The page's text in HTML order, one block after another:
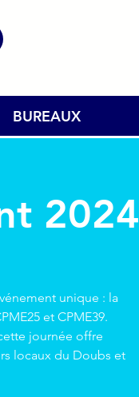
BUREAUX
2024
unique : la
et CPME39.
journée offre
locaux du Doubs et